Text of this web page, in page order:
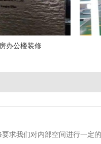
办公楼装修
求我们对内部空间进行一定